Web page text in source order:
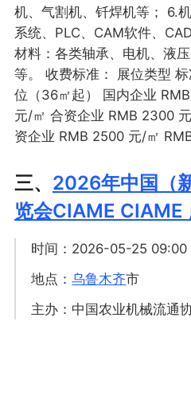
机、气割机、钎焊机等； 6.
系统、PLC、CAM软件、
材料：各类轴承、电机、液
等。 收费标准： 展位类型
位（36㎡起） 国内企业
元/㎡ 合资企业 RMB 2300
资企业 RMB 2500 元/㎡
三、 2026年中国（
览会CIAME CIAME
时间：2026-05-25
地点：乌鲁木齐市
主办：中国农业机械流通